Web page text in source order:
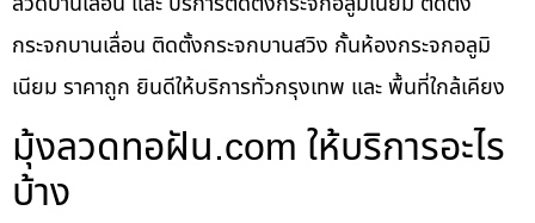
กระจกบานเลื่อน ติดตั้งกระจกบานสวิง กั้นห้องกระจกอลูมิ
เนียม ราคาถูก ยินดีให้บริการทั่วกรุงเทพ และ พื้นที่ใกล้เคียง
มุ้งลวดทอฝัน.com ให้บริการอะไร
บ้าง